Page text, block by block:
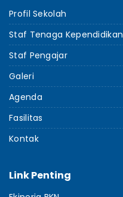
Profil Sekolah
Staf Tenaga Kependidikan
Staf Pengajar
Galeri
Agenda
Fasilitas
Kontak
Link Penting